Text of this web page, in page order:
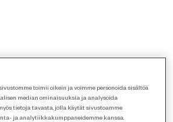
toimii oikein ja voimme personoida sisältöä
median ominaisuuksia ja analysoida
tietoja tavasta, jolla käytät sivustoamme
ja analytiikkakumppaneidemme kanssa.